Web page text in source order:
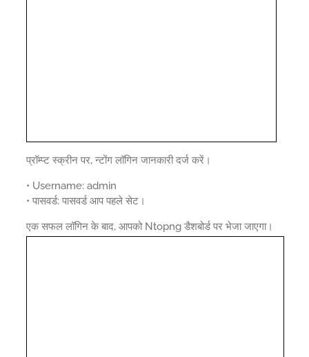
प्रॉम्प्ट स्क्रीन पर, न्टोंग लॉगिन जानकारी दर्ज करें।
• Username: admin
• पासवर्ड: पासवर्ड आप पहले सेट।
एक सफल लॉगिन के बाद, आपको Ntopng डैशबोर्ड पर भेजा जाएगा।